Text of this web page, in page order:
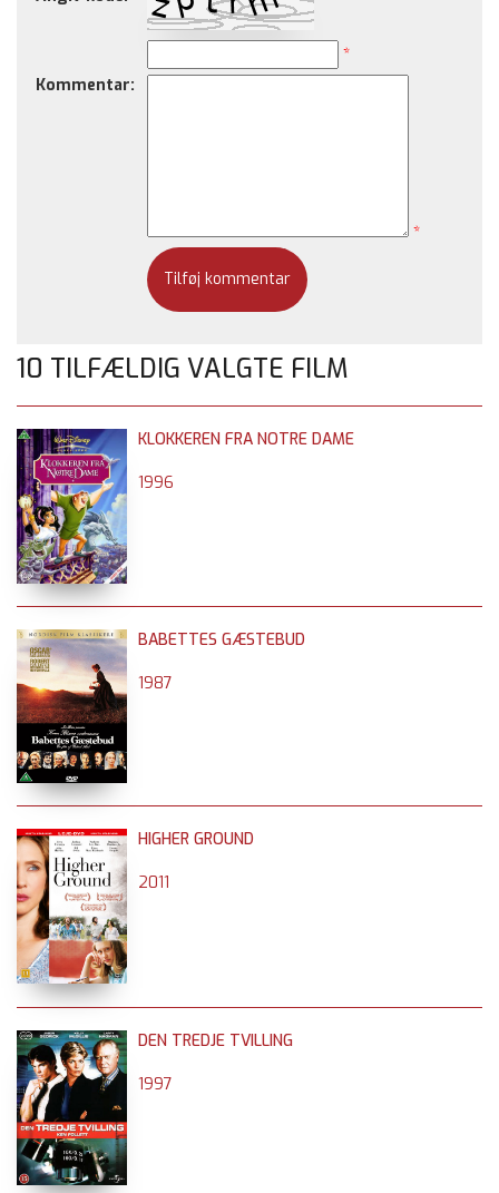
*
Kommentar:
*
10 TILFÆLDIG VALGTE FILM
KLOKKEREN FRA NOTRE DAME
1996
BABETTES GÆSTEBUD
1987
HIGHER GROUND
2011
DEN TREDJE TVILLING
1997